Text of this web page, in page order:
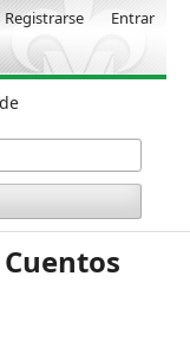
Registrarse Entrar